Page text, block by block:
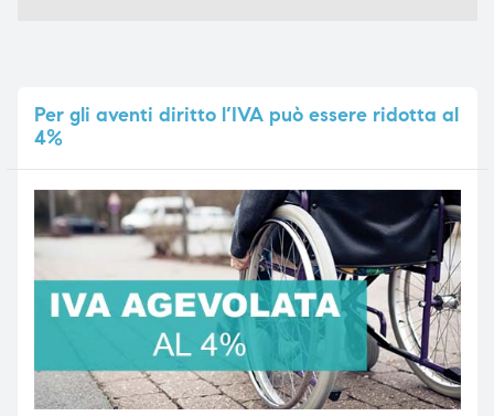
Pergli aventi diritto l’IVA può essere ridotta al
4%